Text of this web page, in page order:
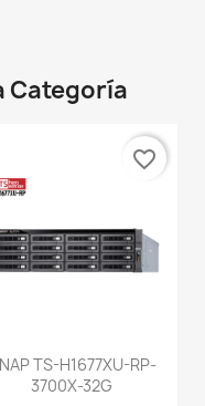
Categoría
TS-H1677XU-RP-
3700X-32G
favorite_border